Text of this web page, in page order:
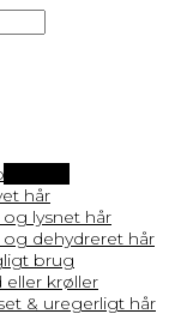
hår
og lysnet hår
og dehydreret hår
brug
eller krøller
& uregerligt hår